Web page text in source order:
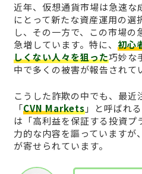
近年、仮想通貨市場は急速な
にとって新たな資産運用の選
し、その一方で、この市場の
急増しています。特に、 初心
しくない人々を狙った巧妙な
中で多くの被害が報告されて
こうした詐欺の中でも、最近
「CVN Markets」と呼ばれ
は「高利益を保証する投資プ
力的な内容を謳っていますが
が寄せられています。